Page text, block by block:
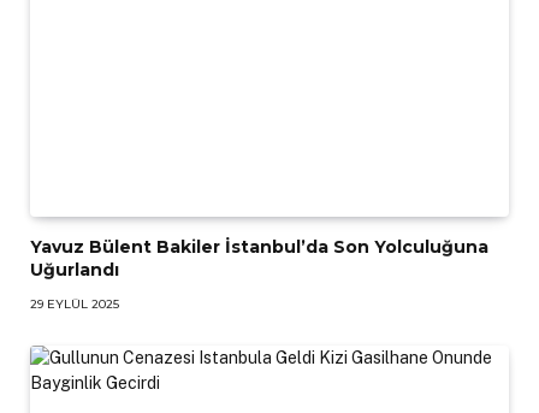
Yavuz Bülent Bakiler İstanbul’da Son Yolculuğuna
Uğurlandı
29 EYLÜL 2025